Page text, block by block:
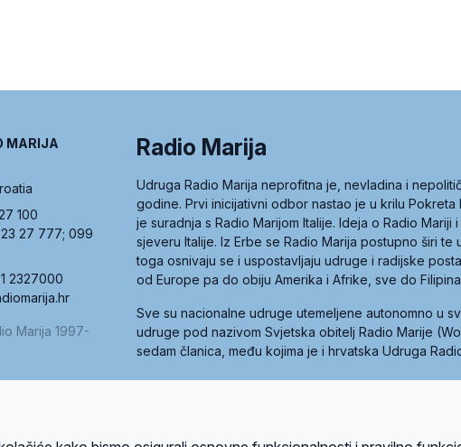
MARIJA
100
27 777; 099
2327000
Marija 1997-
Radio Marija
Udruga Radio Marija neprofitna je, nevladina i
godine. Prvi inicijativni odbor nastao je u krilu
je suradnja s Radio Marijom Italije. Ideja o Radio
sjeveru Italije. Iz Erbe se Radio Marija postupno širi
toga osnivaju se i uspostavljaju udruge i radijske
od Europe pa do obiju Amerika i Afrike, sve do
Sve su nacionalne udruge utemeljene autonomno u
udruge pod nazivom Svjetska obitelj Radio Marije
sedam članica, među kojima je i hrvatska Udruga